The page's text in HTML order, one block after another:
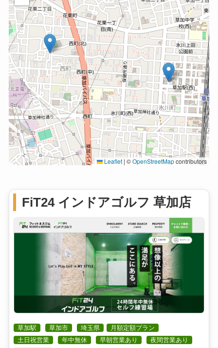
Leaflet | ©OpenStreetMapcontributors
FiT24 インドアゴルフ 草加店
草加駅 草加市 埼玉県
月額定額プラン
土日祝営業
年中無休 早朝営業あり
夜間営業あり